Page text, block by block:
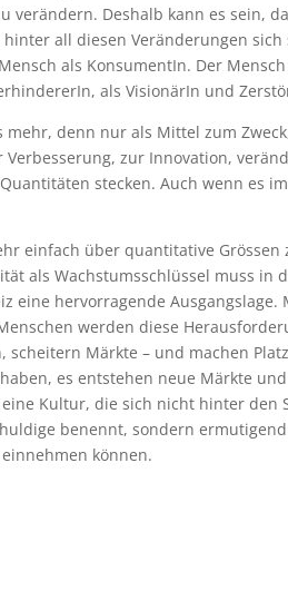
verändern. Deshalb kann es sein,
all diesen Veränderungen
als KonsumentIn. Der
als VisionärIn und
denn nur als Mittel zum
Verbesserung, zur Innovation,
stecken. Auch wenn es
einfach über quantitative
als Wachstumsschlüssel muss in
eine hervorragende
werden diese
scheitern Märkte – und machen
es entstehen neue Märkte
Kultur, die sich nicht hinter den
benennt, sondern
können.